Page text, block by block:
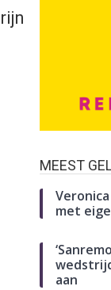
MEEST
met
aan